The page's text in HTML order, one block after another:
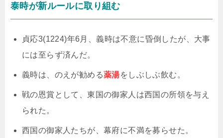
泰時が新ルールに取り組む
貞応3(1224)年6月、義時は不意に昏倒したが、大事
には至らず済んだ。
義時は、のえが勧める薬湯をしぶしぶ飲む。
戦の恩賞として、東国の御家人は西国の所領を与え
られた。
西国の御家人たちが、幕府に不満を募らせた。